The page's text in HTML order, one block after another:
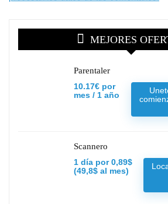
MEJORES
Parentaler
10.17€ por
mes / 1 año
Scannero
1 día por 0,89$
(49,8$ al mes)